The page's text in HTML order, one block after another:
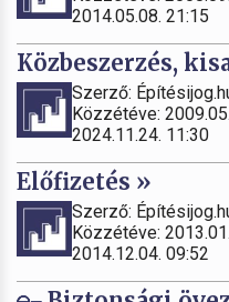
2014.05.08. 21:15
Közbeszerzés,
Szerző:
Közzétéve:
2024.11.24. 11:30
Előfizetés »
Szerző:
Közzétéve:
2014.12.04. 09:52